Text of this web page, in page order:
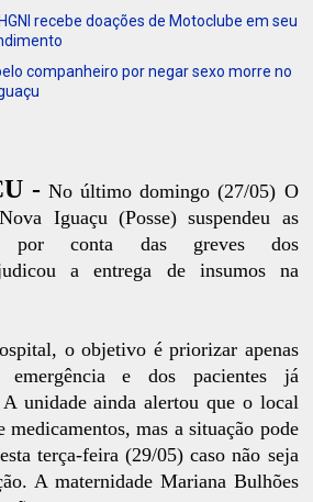
recebe doações de Motoclube em seu
companheiro por negar sexo morre no
-No último domingo (27/05) O
Iguaçu (Posse) suspendeu as
por conta das greves dos
a entrega de insumos na
o objetivo é priorizar apenas
e dos pacientes já
unidade ainda alertou que o local
medicamentos, mas a situação pode
terça-feira (29/05) caso não seja
A maternidade Mariana Bulhões